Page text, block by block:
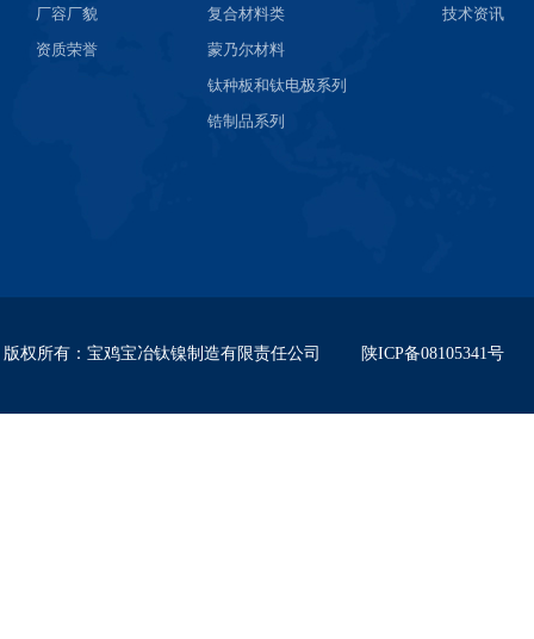
厂容厂貌
资质荣誉
复合材料类
蒙乃尔材料
钛种板和钛电极系列
锆制品系列
技术资讯
版权所有： 宝鸡宝冶钛镍制造有限责任公司 陕ICP备08105341号